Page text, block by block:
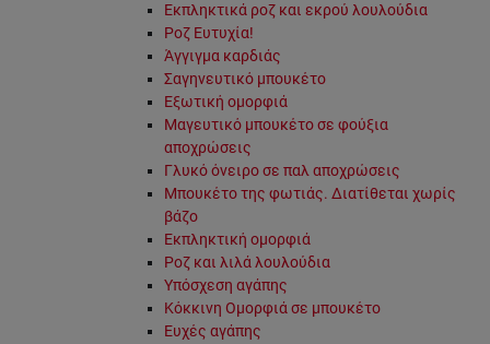
Εκπληκτικά ροζ και εκρού λουλούδια
Ροζ Ευτυχία!
Άγγιγμα καρδιάς
Σαγηνευτικό μπουκέτο
Εξωτική ομορφιά
Μαγευτικό μπουκέτο σε φούξια
αποχρώσεις
Γλυκό όνειρο σε παλ αποχρώσεις
Μπουκέτο της φωτιάς. Διατίθεται χωρίς
βάζο
Εκπληκτική ομορφιά
Ροζ και λιλά λουλούδια
Υπόσχεση αγάπης
Κόκκινη Ομορφιά σε μπουκέτο
Ευχές αγάπης